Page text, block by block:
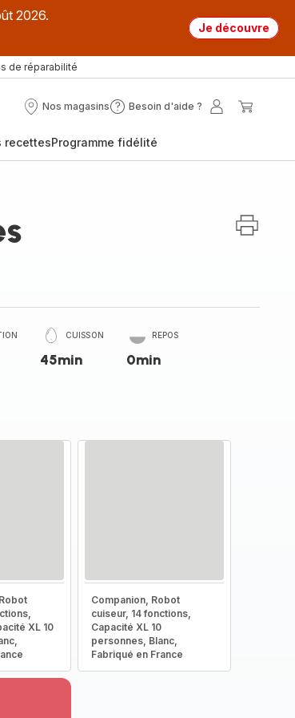
2026.
Je découvre
de réparabilité
Nos magasins
Nos
Besoin d'aide ?
Besoin
?
Mon
recettesProgramme fidélité
CUISSON
45min
REPOS
0min
XL 10
Companion, Robot
cuiseur, 14 fonctions,
Capacité XL 10
personnes, Blanc,
Fabriqué en France